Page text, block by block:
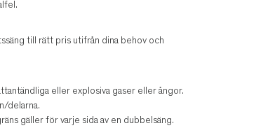
till rätt pris utifrån dina behov och
eller explosiva gaser eller ångor.
delarna.
gäller för varje sida av en dubbelsäng.